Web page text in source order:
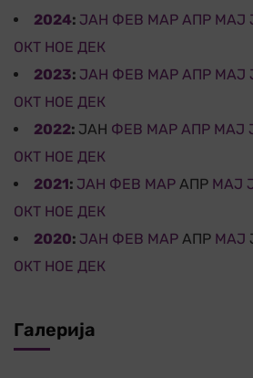
2024: ЈАН ФЕВ МАР АПР МАЈ
ОКТ НОЕ ДЕК
2023: ЈАН ФЕВ МАР АПР МАЈ
ОКТ НОЕ ДЕК
2022: ЈАН ФЕВ МАР АПР МАЈ
ОКТ НОЕ ДЕК
2021: ЈАН ФЕВ МАР АПР МАЈ
ОКТ НОЕ ДЕК
2020: ЈАН ФЕВ МАР АПР МАЈ
ОКТ НОЕ ДЕК
Галерија